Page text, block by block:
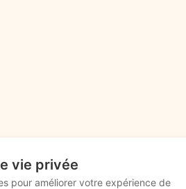
vie privée
pour améliorer votre expérience de